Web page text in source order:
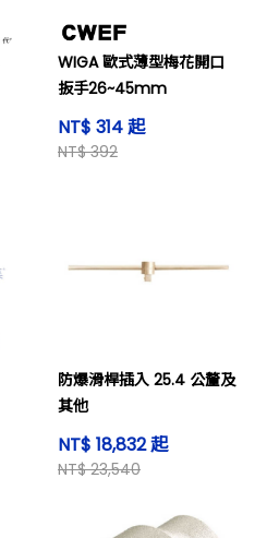
WIGA 歐式薄型梅花開口
扳手26~45mm
NT$ 314 起
NT$ 392
防爆滑桿插入 25.4 公釐及
其他
NT$ 18,832 起
NT$ 23,540